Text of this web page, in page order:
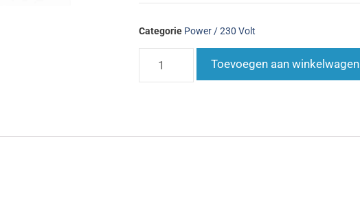
Categorie Power / 230 Volt
Toevoegen aan winkelwagen